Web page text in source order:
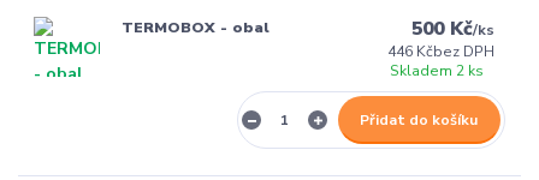
TERMOBOX - obal 500 Kč/ks
446 Kčbez DPH
Skladem 2 ks
Přidat do košíku